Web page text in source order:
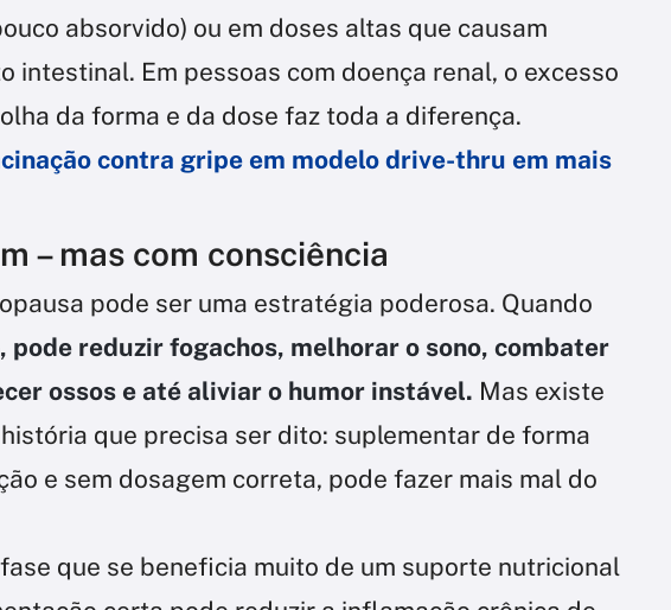
absorvido) ou em doses altas que causam
intestinal. Em pessoas com doença renal, o excesso
da forma e da dose faz toda a diferença.
contra gripe em modelo drive-thru em mais
– mas com consciência
pode ser uma estratégia poderosa. Quando
pode reduzir fogachos, melhorar o sono, combater
ossos e até aliviar o humor instável. Mas existe
que precisa ser dito: suplementar de forma
e sem dosagem correta, pode fazer mais mal do
que se beneficia muito de um suporte nutricional